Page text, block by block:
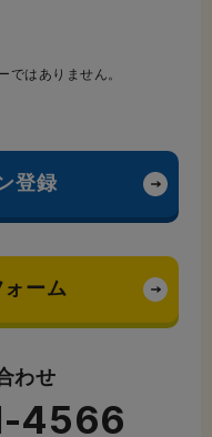
ではありません。
登録
ーム
わせ
4566